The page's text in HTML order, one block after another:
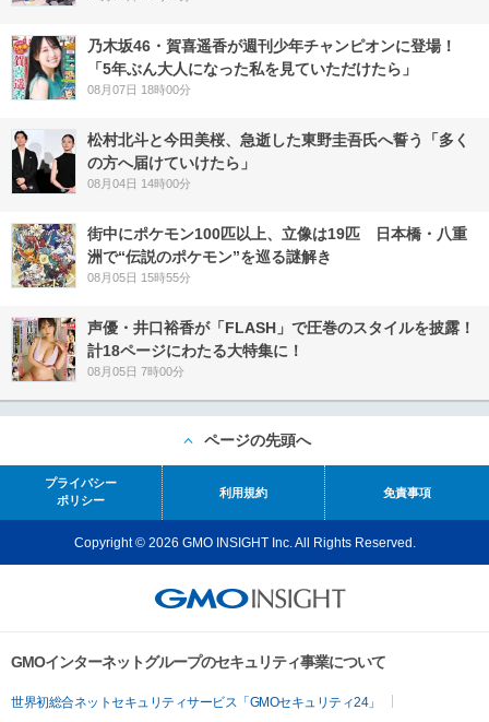
乃木坂46・賀喜遥香が週刊少年チャンピオンに登場！
「5年ぶん大人になった私を見ていただけたら」
08月07日 18時00分
松村北斗と今田美桜、急逝した東野圭吾氏へ誓う「多く
の方へ届けていけたら」
08月04日 14時00分
街中にポケモン100匹以上、立像は19匹 日本橋・八重
洲で“伝説のポケモン”を巡る謎解き
08月05日 15時55分
声優・井口裕香が「FLASH」で圧巻のスタイルを披露！
計18ページにわたる大特集に！
08月05日 7時00分
ページの先頭へ
プライバシー
ポリシー
利用規約 免責事項
Copyright © 2026 GMO INSIGHT Inc. All Rights Reserved.
GMOインターネットグループのセキュリティ事業について
世界初総合ネットセキュリティサービス「GMOセキュリティ24」